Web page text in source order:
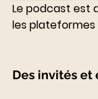
Le podcast est
les
Des invités et